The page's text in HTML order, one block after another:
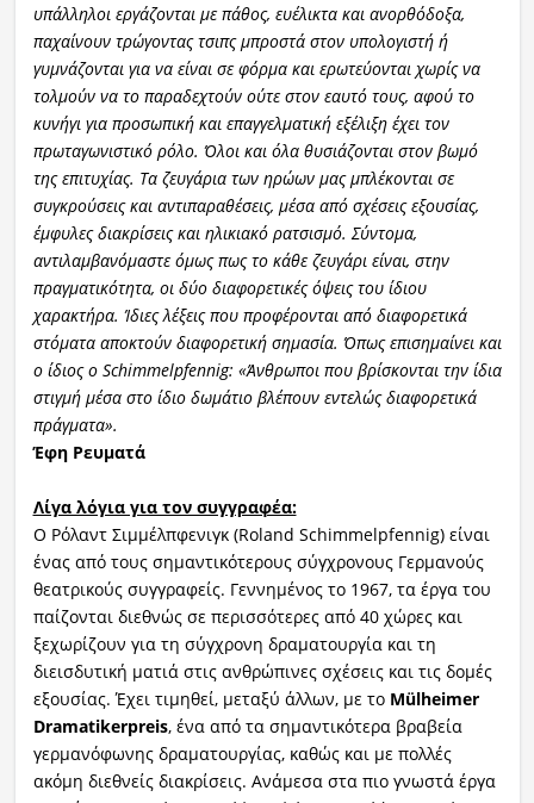
υπάλληλοι εργάζονται με πάθος, ευέλικτα και ανορθόδοξα,
παχαίνουν τρώγοντας τσιπςμπροστά στον υπολογιστή ή
γυμνάζονται για να είναι σε φόρμα και ερωτεύονται χωρίς να
τολμούν να το παραδεχτούν ούτε στον εαυτό τους, αφού το
κυνήγι για προσωπική και επαγγελματική εξέλιξη έχει τον
πρωταγωνιστικό ρόλο. Όλοι και όλα θυσιάζονται στον βωμό
της επιτυχίας. Τα ζευγάρια των ηρώων μας μπλέκονται σε
συγκρούσεις και αντιπαραθέσεις, μέσα από σχέσεις εξουσίας,
έμφυλες διακρίσεις και ηλικιακό ρατσισμό. Σύντομα,
αντιλαμβανόμαστε όμως πως το κάθε ζευγάρι είναι, στην
πραγματικότητα, οι δύο διαφορετικές όψεις του ίδιου
χαρακτήρα. Ίδιες λέξεις που προφέρονται από διαφορετικά
στόματα αποκτούν διαφορετική σημασία. Όπως επισημαίνει και
ο ίδιος ο Schimmelpfennig: «Άνθρωποι που βρίσκονται την ίδια
στιγμή μέσα στο ίδιο δωμάτιο βλέπουν εντελώς διαφορετικά
πράγματα».
Έφη Ρευματά
Λίγα λόγια για τον συγγραφέα:
Ο Ρόλαντ Σιμμέλπφενιγκ (Roland Schimmelpfennig) είναι
ένας από τους σημαντικότερους σύγχρονους Γερμανούς
θεατρικούς συγγραφείς. Γεννημένος το 1967, τα έργα του
παίζονται διεθνώς σε περισσότερες από 40 χώρες και
ξεχωρίζουν για τη σύγχρονη δραματουργία και τη
διεισδυτική ματιά στις ανθρώπινες σχέσεις και τις δομές
εξουσίας. Έχει τιμηθεί, μεταξύ άλλων, με το Mülheimer
Dramatikerpreis, ένα από τα σημαντικότερα βραβεία
γερμανόφωνης δραματουργίας, καθώς και με πολλές
ακόμη διεθνείς διακρίσεις. Ανάμεσα στα πιο γνωστά έργα